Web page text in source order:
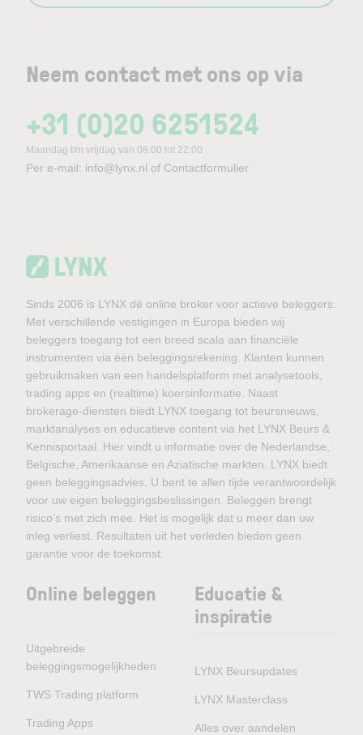
Neem contact met ons op via
+31 (0)20 6251524
Maandag t/m vrijdag van 08:00 tot 22:00
Per e-mail: info@lynx.nl of Contactformulier
Sinds 2006 is LYNX dé online broker voor actieve beleggers.
Met verschillende vestigingen in Europa bieden wij
beleggers toegang tot een breed scala aan financiële
instrumenten via één beleggingsrekening. Klanten kunnen
gebruikmaken van een handelsplatform met analysetools,
trading apps en (realtime) koersinformatie. Naast
brokerage-diensten biedt LYNX toegang tot beursnieuws,
marktanalyses en educatieve content via het LYNX Beurs &
Kennisportaal. Hier vindt u informatie over de Nederlandse,
Belgische, Amerikaanse en Aziatische markten. LYNX biedt
geen beleggingsadvies. U bent te allen tijde verantwoordelijk
voor uw eigen beleggingsbeslissingen. Beleggen brengt
risico’s met zich mee. Het is mogelijk dat u meer dan uw
inleg verliest. Resultaten uit het verleden bieden geen
garantie voor de toekomst.
Online beleggen
Uitgebreide
beleggingsmogelijkheden
TWS Trading platform
Trading Apps
Educatie &
inspiratie
LYNX Beursupdates
LYNX Masterclass
Alles over aandelen